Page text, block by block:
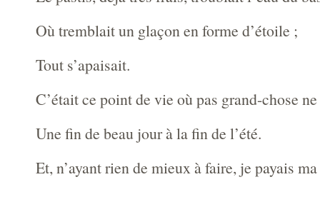
Où tremblait un glaçon en forme d’étoile ;
Tout s’apaisait.
C’était ce point de vie où pas grand-chose
Une fin de beau jour à la fin de l’été.
Et, n’ayant rien de mieux à faire, je payais